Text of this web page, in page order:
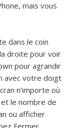
mais vous
dans le coin
droite pour voir
pour agrandir
avec votre doigt
n’importe où
le nombre de
ou afficher
Fermer.